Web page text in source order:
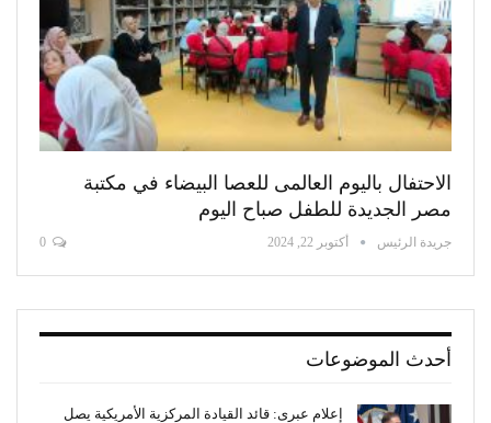
الاحتفال باليوم العالمى للعصا البيضاء في مكتبة
مصر الجديدة للطفل صباح اليوم
جريدة الرئيس أكتوبر 22, 2024
أحدث الموضوعات
إعلام عبرى: قائد القيادة المركزية الأمريكية يصل